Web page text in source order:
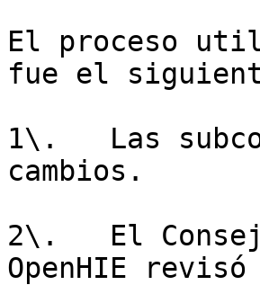
El proceso
fue el
1\.   Las
cambios.
2\.   El
OpenHIE